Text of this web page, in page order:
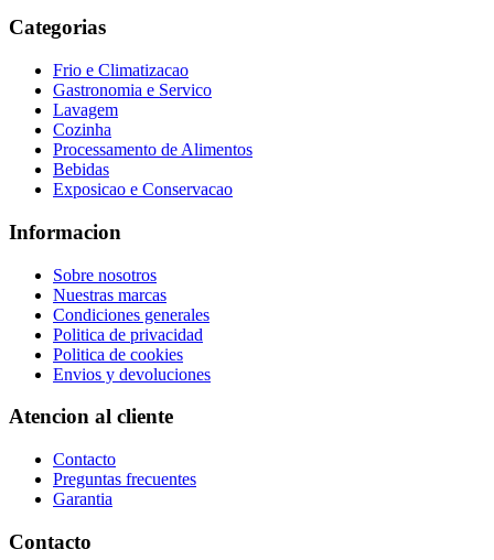
Categorias
Frio e Climatizacao
Gastronomia e Servico
Lavagem
Cozinha
Processamento de Alimentos
Bebidas
Exposicao e Conservacao
Informacion
Sobre nosotros
Nuestras marcas
Condiciones generales
Politica de privacidad
Politica de cookies
Envios y devoluciones
Atencion al cliente
Contacto
Preguntas frecuentes
Garantia
Contacto